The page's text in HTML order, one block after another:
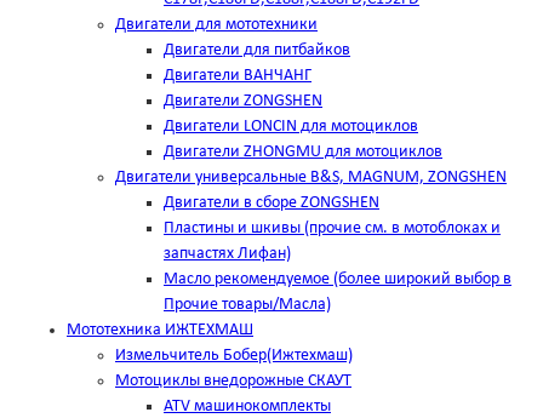
Двигатели для мототехники
Двигатели для питбайков
Двигатели ВАНЧАНГ
Двигатели ZONGSHEN
Двигатели LONCIN для мотоциклов
Двигатели ZHONGMU для мотоциклов
Двигатели универсальные B&S, MAGNUM, ZONGSHEN
Двигатели в сборе ZONGSHEN
Пластины и шкивы (прочие см. в мотоблоках и
запчастях Лифан)
Масло рекомендуемое (более широкий выбор в
Прочие товары/Масла)
Мототехника ИЖТЕХМАШ
Измельчитель Бобер(Ижтехмаш)
Мотоциклы внедорожные СКАУТ
ATV машинокомплекты